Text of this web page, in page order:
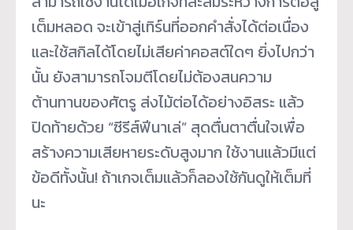
เต็มหลอด จะเข้าสู่เทิร์นที่ออกคำสั่งได้ต่อเนื่อง
และใช้สกิลได้โดยไม่เสียค่าคอสต์ใดๆ ยิ่งไปกว่า
นั้น ยังสามารถโจมตีโดยไม่ต้องสนความ
ต้านทานของศัตรู ส่งไม้ต่อได้อย่างอิสระ แล้ว
ปิดท้ายด้วย “ซีรีส์ฟีนาเล่” สุดตื่นตาตื่นใจเพื่อ
สร้างความเสียหายระดับสูงมาก ใช้งานแล้วมีแต่
ข้อดีทั้งนั้น! ถ้าเกจเต็มแล้วก็ลองใช้กันดูให้เต็มที่
นะ